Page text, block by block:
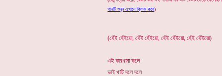
গানটি শুনুন এখানে ক্লিক করে)
(হেঁই হেঁইয়ো, হেঁই হেঁইয়ো, হেঁই হেঁইয়ো, হেঁই হেঁইয়ো)
এই কারখানা কলে
ভাই খাটি দলে দলে